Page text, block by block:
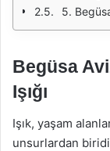
5.
Begüsa
Işığı
Işık, yaşam
unsurlardan